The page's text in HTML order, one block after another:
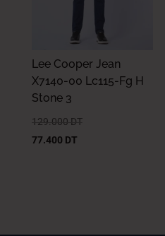
Lee Cooper Jean
X7140-00 Lc115-Fg H
Stone 3
129.000 DT
77.400 DT